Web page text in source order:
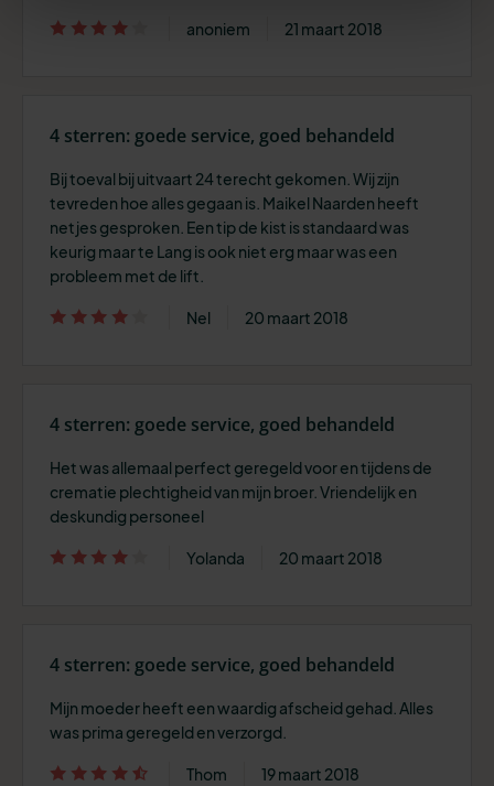
anoniem 21 maart 2018
4 sterren: goede service, goed behandeld
Bij toeval bij uitvaart 24 terecht gekomen. Wij zijn
tevreden hoe alles gegaan is. Maikel Naarden heeft
netjes gesproken. Een tip de kist is standaard was
keurig maar te Lang is ook niet erg maar was een
probleem met de lift.
Nel 20 maart 2018
4 sterren: goede service, goed behandeld
Het was allemaal perfect geregeld voor en tijdens de
crematie plechtigheid van mijn broer. Vriendelijk en
deskundig personeel
Yolanda 20 maart 2018
4 sterren: goede service, goed behandeld
Mijn moeder heeft een waardig afscheid gehad. Alles
was prima geregeld en verzorgd.
Thom 19 maart 2018